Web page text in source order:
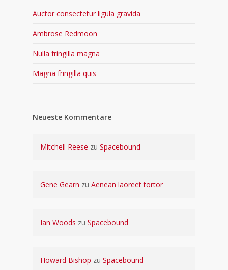
Auctor consectetur ligula gravida
Ambrose Redmoon
Nulla fringilla magna
Magna fringilla quis
Neueste Kommentare
Mitchell Reese zu Spacebound
Gene Gearn zu Aenean laoreet tortor
Ian Woods zu Spacebound
Howard Bishop zu Spacebound